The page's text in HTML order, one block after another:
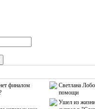
финалом
Светлана
помощи
Ушел из жизни